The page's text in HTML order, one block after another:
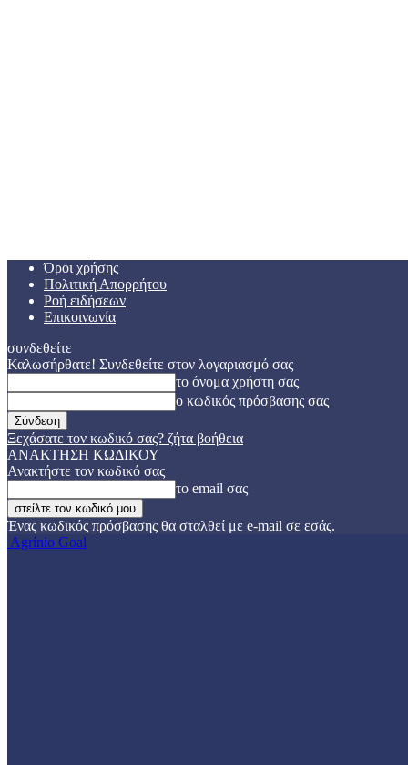
Όροι χρήσης
Πολιτική Απορρήτου
Ροή ειδήσεων
Επικοινωνία
συνδεθείτε
Καλωσήρθατε! Συνδεθείτε στον λογαριασμό σας
το όνομα χρήστη σας
ο κωδικός πρόσβασης σας
Ξεχάσατε τον κωδικό σας? ζήτα βοήθεια
ΑΝΑΚΤΗΣΗ ΚΩΔΙΚΟΥ
Ανακτήστε τον κωδικό σας
το email σας
Ένας κωδικός πρόσβασης θα σταλθεί με e-mail σε εσάς.
Agrinio Goal